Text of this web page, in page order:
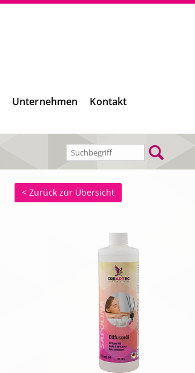
Unternehmen Kontakt
< Zurück zur Übersicht